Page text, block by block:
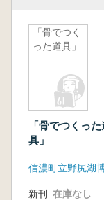
「骨でつく
った道具」
「骨でつくった
具」
信濃町立野尻湖
新刊 在庫なし